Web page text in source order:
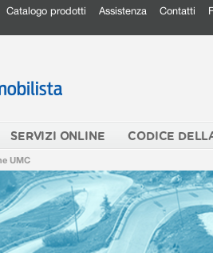
Catalogo prodotti Assistenza Contatti
SERVIZI ONLINE CODICE
UMC